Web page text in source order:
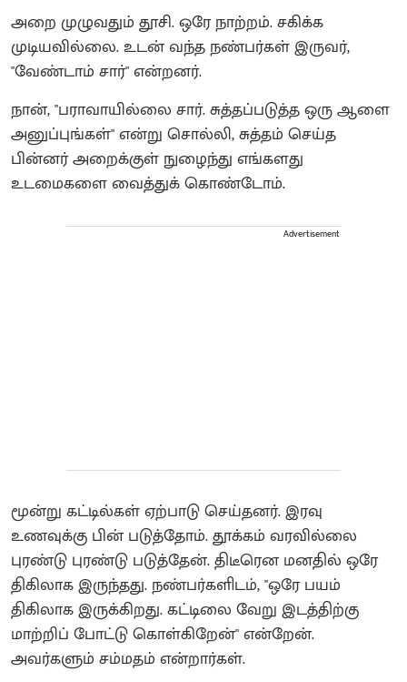
அறை முழுவதும் தூசி. ஒரே நாற்றம். சகிக்க
முடியவில்லை. உடன் வந்த நண்பர்கள் இருவர்,
"வேண்டாம் சார்" என்றனர்.
நான், "பராவாயில்லை சார். சுத்தப்படுத்த ஒரு ஆளை
அனுப்புங்கள்" என்று சொல்லி, சுத்தம் செய்த
பின்னர் அறைக்குள் நுழைந்து எங்களது
உடமைகளை வைத்துக் கொண்டோம்.
Advertisement
மூன்று கட்டில்கள் ஏற்பாடு செய்தனர். இரவு
உணவுக்கு பின் படுத்தோம். தூக்கம் வரவில்லை
புரண்டு புரண்டு படுத்தேன். திடீரென மனதில் ஒரே
திகிலாக இருந்தது. நண்பர்களிடம், "ஒரே பயம்
திகிலாக இருக்கிறது. கட்டிலை வேறு இடத்திற்கு
மாற்றிப் போட்டு கொள்கிறேன்" என்றேன்.
அவர்களும் சம்மதம் என்றார்கள்.